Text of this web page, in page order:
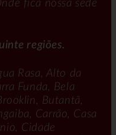
fica nossa sede
regiões.
Rasa, Alto da
Funda, Bela
Butantã,
Carrão, Casa
Cidade